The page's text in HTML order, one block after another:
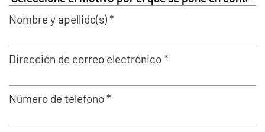
Nombre y apellido(s) *
Dirección de correo electrónico *
Número de teléfono *